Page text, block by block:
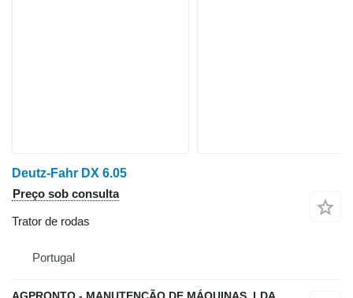
Deutz-Fahr DX 6.05
Preço sob consulta
Trator de rodas
Portugal